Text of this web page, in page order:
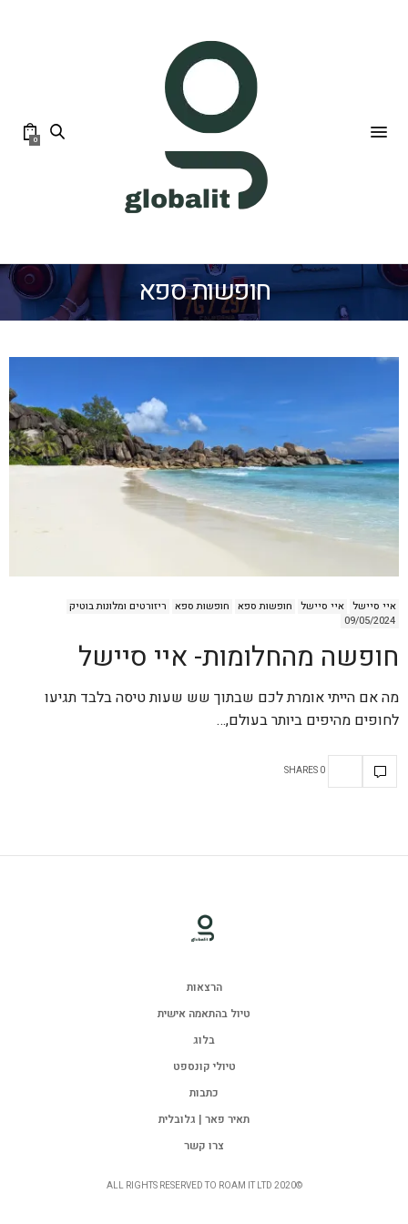
0
חופשות ספא
איי סיישל איי סיישל חופשות ספא חופשות ספא ריזורטים ומלונות בוטיק
09/05/2024
חופשה מהחלומות- איי סיישל
מה אם הייתי אומרת לכם שבתוך שש שעות טיסה בלבד תגיעו
לחופים מהיפים ביותר בעולם,…
0 SHARES
הרצאות
טיול בהתאמה אישית
בלוג
טיולי קונספט
כתבות
תאיר פאר | גלובלית
צרו קשר
©ALL RIGHTS RESERVED TO ROAM IT LTD 2020